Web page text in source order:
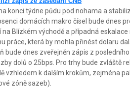
konci týdne půdu pod nohama a
domácích makro čísel bude dnes
na Blízkém východě a případná
práce, která by mohla přinést dolaru
bude dnes zveřejněn zápis z
dolů o 25bps. Pro trhy bude zvláště
vzhledem k dalším krokům, zejména
zóně sazeb).